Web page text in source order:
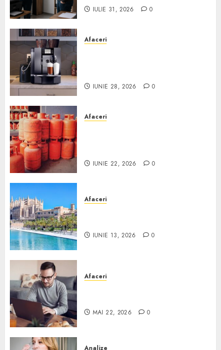
IULIE 31, 2026 0
Afaceri
IUNIE 28, 2026 0
Afaceri
IUNIE 22, 2026 0
Afaceri
IUNIE 13, 2026 0
Afaceri
MAI 22, 2026 0
Analize